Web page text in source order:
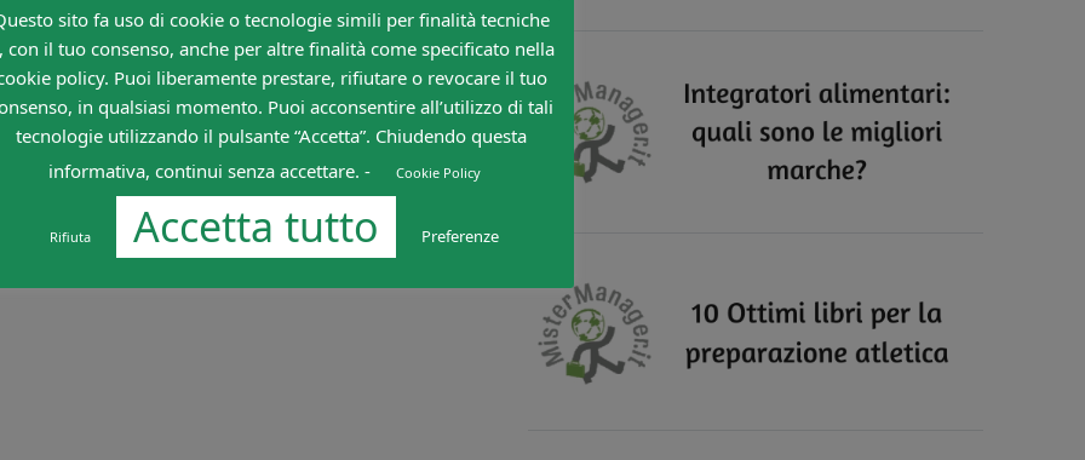
sito fa uso di cookie o tecnologie simili per finalità tecniche
con il tuo consenso, anche per altre finalità come specificato nella
policy. Puoi liberamente prestare, rifiutare o revocare il tuo
in qualsiasi momento. Puoi acconsentire all’utilizzo di tali
tecnologie utilizzando il pulsante “Accetta”. Chiudendo questa
informativa, continui senza accettare. -
Cookie Policy
Rifiuta Accetta tutto Preferenze